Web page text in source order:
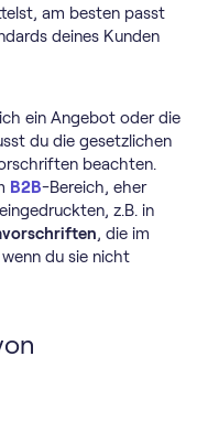
am besten passt
deines Kunden
ein Angebot oder die
du die gesetzlichen
beachten.
B2B-Bereich, eher
z.B. in
, die im
du sie nicht